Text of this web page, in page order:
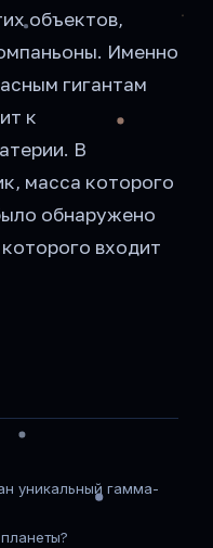
объектов,
Именно
гигантам
к
В
масса которого
обнаружено
входит
уникальный гамма-